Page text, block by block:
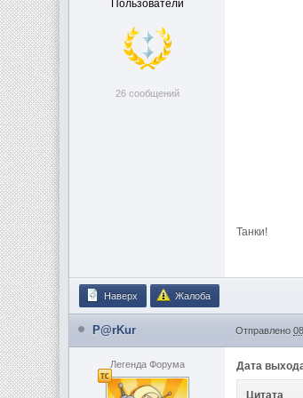
Пользователи
26 сообщений
Танки!
Наверх Жалоба
P@rKur Отправлено
Легенда Форума Дата
Цитата